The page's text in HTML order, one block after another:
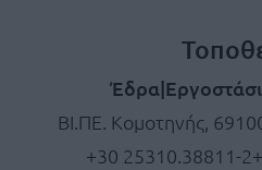
ΒΙ.ΠΕ. Κομοτηνής,
+30 25310.38811-2